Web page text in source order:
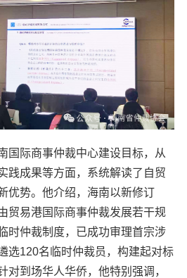
际商事仲裁中心建设目标，从
践成果等方面，系统解读了自贸
优势。他介绍，海南以新修订
贸易港国际商事仲裁发展若干规
时仲裁制度，已成功审理首宗涉
选120名临时仲裁员，构建起对标
对到场华人华侨，他特别强调，